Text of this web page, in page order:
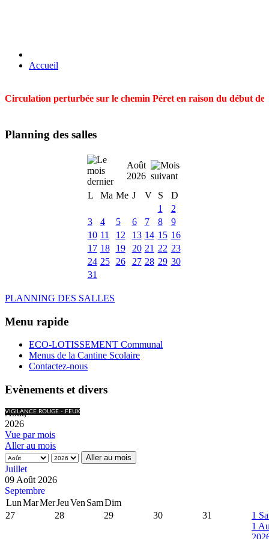
Accueil
Circulation perturbée sur le chemin Péret en raison du début
Planning des salles
Août
2026
L
Ma Me J V S
D
1
2
3
4 5 6 7 8
9
10 11 12 13 14 15 16
17 18 19 20 21 22 23
24 25 26 27 28 29 30
31
PLANNING DES SALLES
Menu rapide
ECO-LOTISSEMENT Communal
Menus de la Cantine Scolaire
Contactez-nous
Evènements et divers
VIGILANCE ROUGE - FEUX
Août,
2026
Vue par mois
Aller au mois
Aller au mois
Juillet
09 Août 2026
Septembre
LunMarMerJeuVen SamDim
27
28 29 30 31 1
1